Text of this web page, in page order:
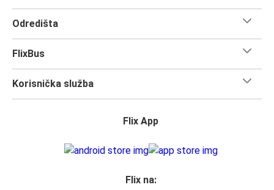
Dolazak u Zagreb
Počni planirati svoje putovanje u grad Zagreb sada. Prvi
Zagreb je jedan od najbolje povezanih gradova, tako da ti
autobusnih stanica na kojima se nalazi FlixBus Zagreb, i
Iskoristi svaki trenutak dok posjećuješ znamenitosti u
FlixBus i kreneš u otkrivanje!
Odredišta
FlixBus
Korisnička služba
Flix App
Flix na: